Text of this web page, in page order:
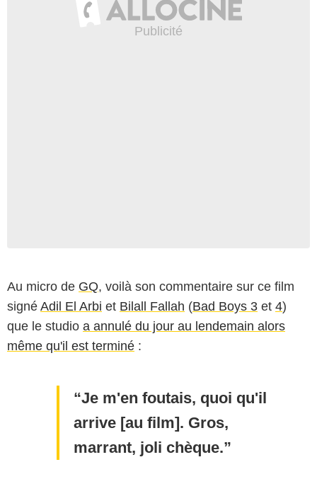
Au micro de GQ, voilà son commentaire sur ce film
signé Adil El Arbi et Bilall Fallah (Bad Boys 3 et 4)
que le studio a annulé du jour au lendemain alors
même qu'il est terminé :
Je m'en foutais, quoi qu'il
arrive [au film]. Gros,
marrant, joli chèque.